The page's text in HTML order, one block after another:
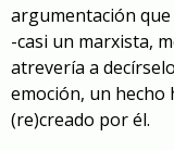
argumentación
-casi un marxista,
atrevería a
emoción, un
(re)creado por él.